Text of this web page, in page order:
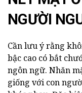
NGƯỜI
Cần lưu ý rằng
bậc cao có bắt
ngôn ngữ. Nhăn
giống với con